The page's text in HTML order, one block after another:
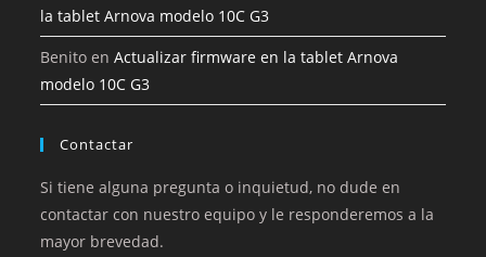
la tablet Arnova modelo 10C G3
Benito enActualizar firmware en la tablet Arnova
modelo 10C G3
Contactar
Si tiene alguna pregunta o inquietud, no dude en
contactar con nuestro equipo y le responderemos a la
mayor brevedad.